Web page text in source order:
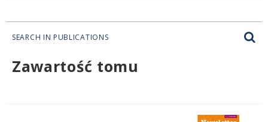
SEARCH IN PUBLICATIONS
Zawartość tomu